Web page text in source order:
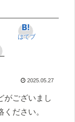
はてブ
2025.05.27
がございまし
ださい。